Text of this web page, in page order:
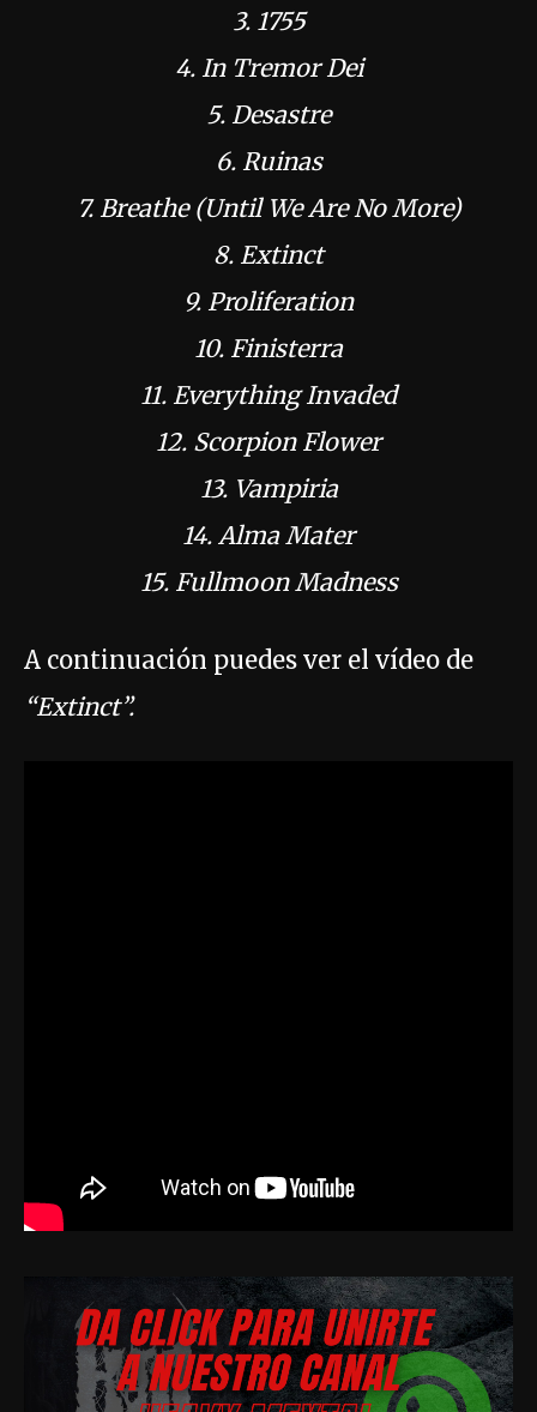
3. 1755
4. In Tremor Dei
5. Desastre
6. Ruinas
7. Breathe (Until We Are No More)
8. Extinct
9. Proliferation
10. Finisterra
11. Everything Invaded
12. Scorpion Flower
13. Vampiria
14. Alma Mater
15. Fullmoon Madness
A continuación puedes ver el vídeo de
“Extinct”.